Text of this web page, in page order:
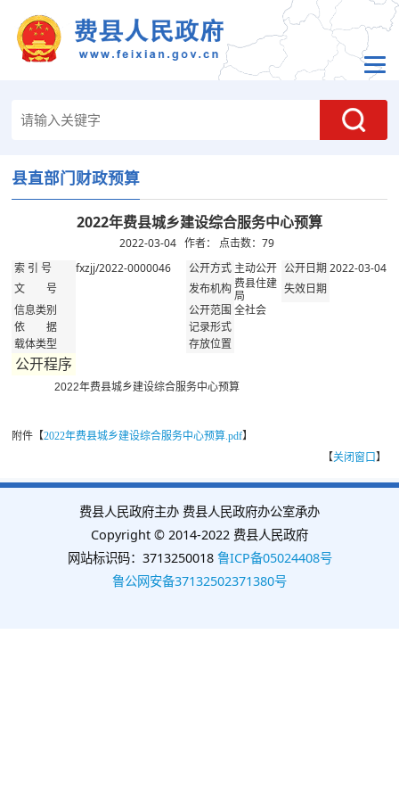
县直部门财政预算
2022年费县城乡建设综合服务中心预算
2022-03-04 作者： 点击数： 79
索 引 号 fxzjj/2022-0000046 公开方式 主动公开 公开日期2022-03-04
文 号 发布机构费县住建
局
失效日期
信息类别
公开范围全社会
依 据
记录形式
载体类型
存放位置
公开程序
2022年费县城乡建设综合服务中心预算
附件【2022年费县城乡建设综合服务中心预算.pdf】
【关闭窗口】
费县人民政府主办 费县人民政府办公室承办
Copyright © 2014-2022 费县人民政府
网站标识码：3713250018 鲁ICP备05024408号
鲁公网安备37132502371380号